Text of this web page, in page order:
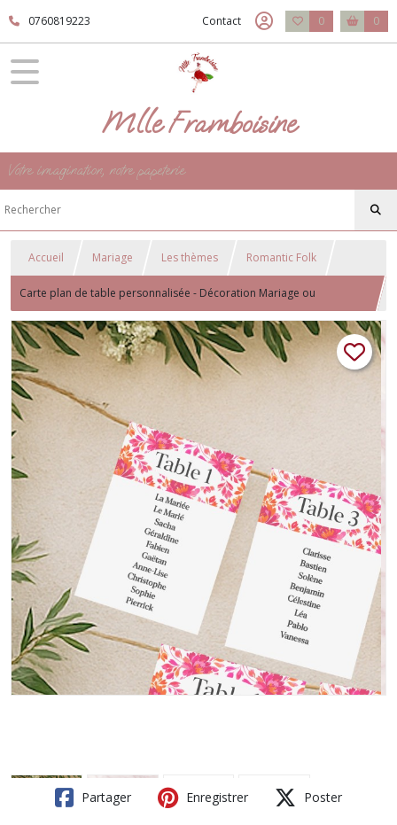
0760819223 Contact 0 0
Mlle Framboisine
Votre imagination, notre papeterie
Accueil Mariage Les thèmes Romantic Folk
Carte plan de table personnalisée - Décoration Mariage ou
anniversaire style Botanique romantique - Thème Romantic Folk
Partager Enregistrer Poster